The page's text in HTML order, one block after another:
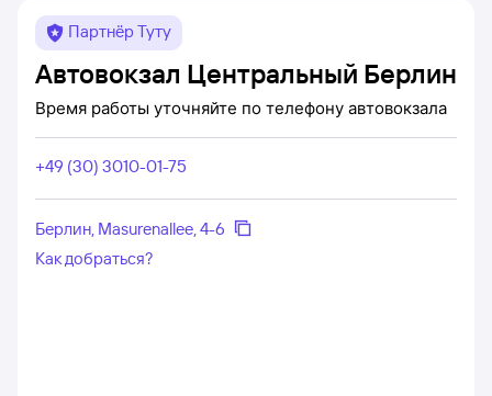
Партнёр Туту
Автовокзал Центральный Берлин
Время работы уточняйте по телефону автовокзала
+49 (30) 3010-01-75
Берлин, Masurenallee, 4-6
Как добраться?